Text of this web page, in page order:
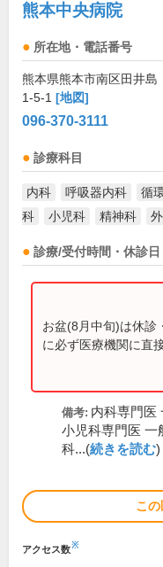
熊本中央病院
所在地・電話番号
熊本県熊本市南区田井島
1-5-1 [地図]
096-370-3111
診療科目
内科 呼吸器内科 循
科
小児科 精神科
診療/受付時間・休診日
お盆(8月中旬)は休診
に必ず医療機関に直
備考: 内科専門医
小児科専門医 一
科...(続きを読む)
こ
アクセス数※